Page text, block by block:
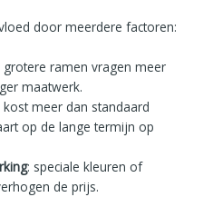
door meerdere factoren:
grotere ramen vragen meer
maatwerk.
kost meer dan standaard
op de lange termijn op
: speciale kleuren of
de prijs.